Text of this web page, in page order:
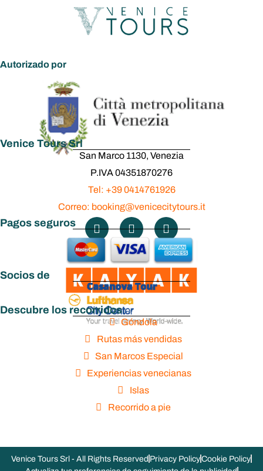
Autorizado por
Venice Tours Srl
San Marco 1130, Venezia
P.IVA 04351870276
Tel: +39 0414761926
Correo: booking@venicecitytours.it
Pagos seguros
Socios de
Descubre los recorridos
Góndola
Rutas más vendidas
San Marcos Especial
Experiencias venecianas
Islas
Recorrido a pie
Venice Tours Srl - All Rights Reserved Privacy PolicyCookie Policy